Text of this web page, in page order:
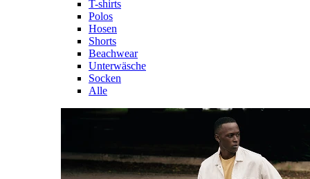
T-shirts
Polos
Hosen
Shorts
Beachwear
Unterwäsche
Socken
Alle